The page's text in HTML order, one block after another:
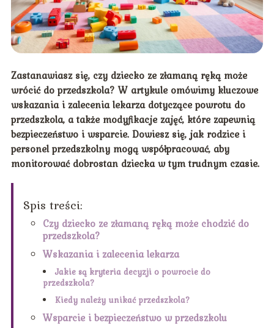
Zastanawiasz się, czy dziecko ze złamaną ręką może
wrócić do przedszkola? W artykule omówimy kluczowe
wskazania i zalecenia lekarza dotyczące powrotu do
przedszkola, a także modyfikacje zajęć, które zapewnią
bezpieczeństwo i wsparcie. Dowiesz się, jak rodzice i
personel przedszkolny mogą współpracować, aby
monitorować dobrostan dziecka w tym trudnym czasie.
Spis treści:
Czy dziecko ze złamaną ręką może chodzić do
przedszkola?
Wskazania i zalecenia lekarza
Jakie są kryteria decyzji o powrocie do
przedszkola?
Kiedy należy unikać przedszkola?
Wsparcie i bezpieczeństwo w przedszkolu